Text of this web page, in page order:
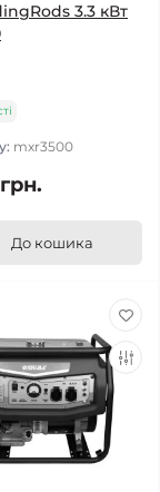
3.3 кВт
mxr3500
До кошика